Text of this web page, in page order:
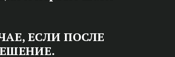
ЕСЛИ ПОСЛЕ